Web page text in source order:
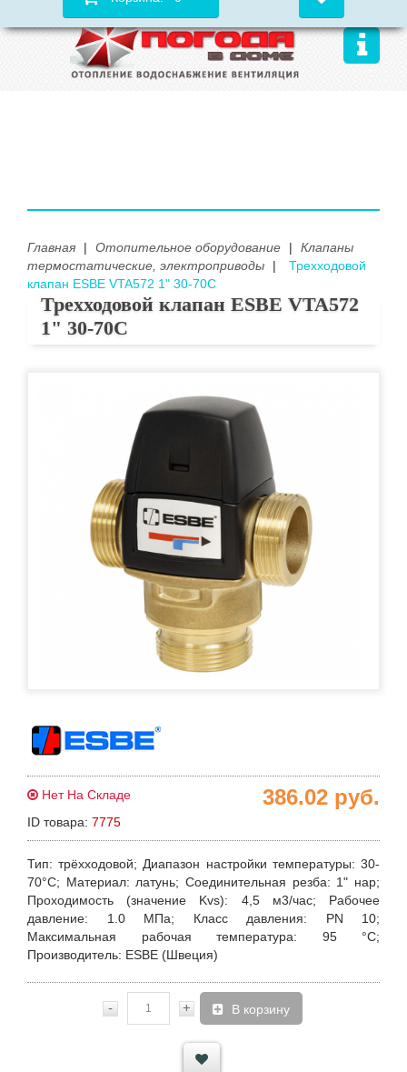
Главная | Отопительное оборудование |
Клапаны
термостатические, электроприводы
|
Трехходовой
клапан ESBE VTA572 1" 30-70C
Трехходовой клапан ESBE VTA572
1" 30-70C
Нет На Складе
ID товара: 7775
386.02 руб.
Тип: трёхходовой; Диапазон настройки температуры: 30-
70°C; Материал: латунь;Соединительная резба: 1" нар;
Проходимость (значение Kvs): 4,5 м3/час; Рабочее
давление: 1.0 MПa; Класс давления: PN 10;
Максимальная рабочая температура: 95 °С;
Производитель: ESBE (Швеция)
- + В корзину